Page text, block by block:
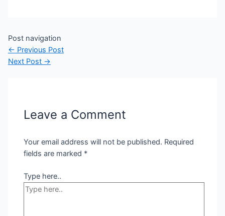
Post navigation
← Previous Post
Next Post →
Leave a Comment
Your email address will not be published. Required
fields are marked *
Type here..